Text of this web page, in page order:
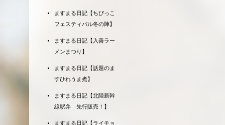
ますまる日記【ちびっこ
フェスティバル冬の陣】
ますまる日記【入善ラー
メンまつり】
ますまる日記【話題のま
すひれうま煮】
ますまる日記【北陸新幹
線駅弁 先行販売！】
ますまる日記【ライチョ